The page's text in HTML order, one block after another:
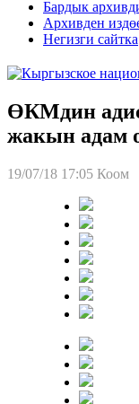
Бардык
Архивден
Негизги сайтка
ӨКМдин
жакын адам
19/07/18 17:05 Коом